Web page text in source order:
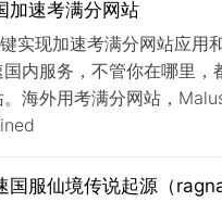
加速考满分网站
实现加速考满分网站应用
内服务，不管你在哪里，
海外用考满分网站，
国服仙境传说起源（